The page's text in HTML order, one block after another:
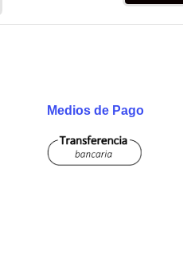
Medios de Pago